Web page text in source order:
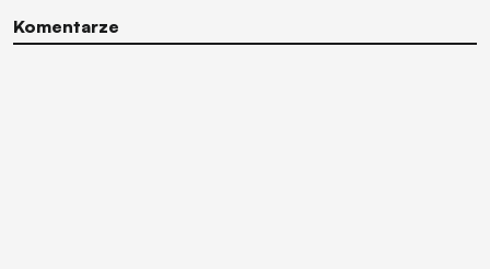
Komentarze